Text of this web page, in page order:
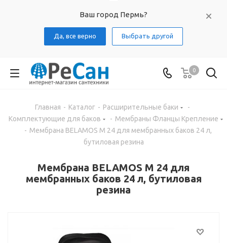
Ваш город Пермь?
Да, все верно Выбрать другой
0
Главная - Каталог - Расширительные баки
-
Комплектующие для баков
- Мембраны Фланцы Крепление
- Мембрана BELAMOS M 24 для мембранных баков 24 л,
бутиловая резина
Мембрана BELAMOS M 24 для
мембранных баков 24 л, бутиловая
резина